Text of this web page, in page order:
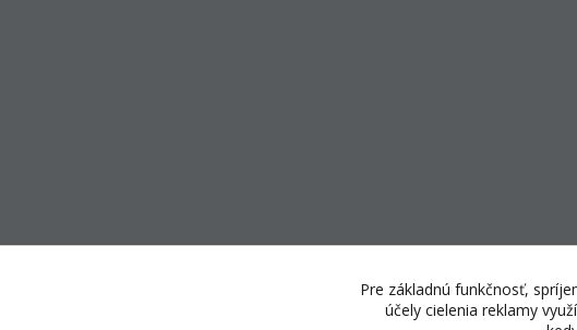
Pre základnú funkčnosť,
účely cielenia reklamy